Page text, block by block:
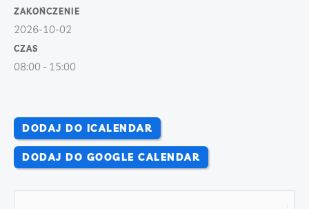
ZAKOŃCZENIE
2026-10-02
CZAS
08:00 - 15:00
DODAJ DO ICALENDAR
DODAJ DO GOOGLE CALENDAR